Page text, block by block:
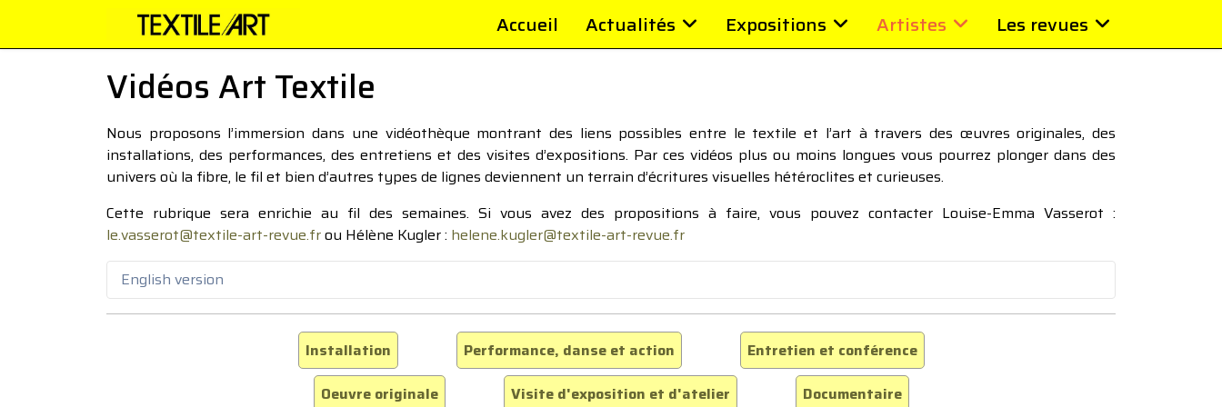
Accueil Actualités Expositions Artistes Les revues
Vidéos Art Textile
Nous proposons l’immersion dans une vidéothèque montrant des liens possibles entre le textile et l’art à travers des œuvres originales, des
installations, des performances, des entretiens et des visites d’expositions. Par ces vidéos plus ou moins longues vous pourrez plonger dans des
univers où la fibre, le fil et bien d’autres types de lignes deviennent un terrain d’écritures visuelles hétéroclites et curieuses.
Cette rubrique sera enrichie au fil des semaines. Si vous avez des propositions à faire, vous pouvez contacter Louise-Emma Vasserot :
le.vasserot@textile-art-revue.frou Hélène Kugler : helene.kugler@textile-art-revue.fr
English version
Installation Performance, danse et action
Entretien et conférence
Oeuvre originale
Visite d'exposition et d'atelier Documentaire